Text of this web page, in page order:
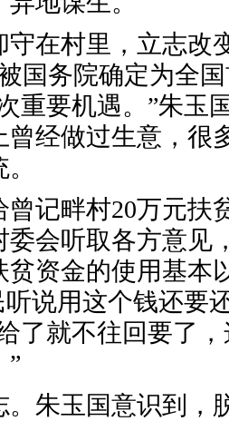
村里，立志改
国务院确定为全
重要机遇。”朱玉
曾经做过生意，很
畔村20万元扶
委会听取各方意见
贫资金的使用基本
听说用这个钱还要
了就不往回要了
”
玉国意识到，